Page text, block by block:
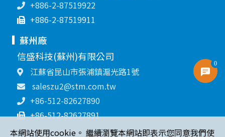
+886-2-87519922
+886-2-87519911
蘇州廠
信盛科技(蘇州)有限公司
江蘇省昆山市張浦鎮滬光路1號
saleszu2@stm.com.tw
+86-512-82627890
+86-512-82627891
本網站使用cookie。 繼續瀏覽本網站即表示您同意我們使
0